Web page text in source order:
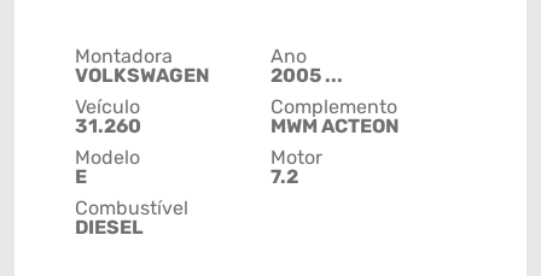
Montadora
VOLKSWAGEN
Veículo
31.260
Modelo
E
Ano
2005 ...
Complemento
MWM ACTEON
Motor
7.2
Combustível
DIESEL